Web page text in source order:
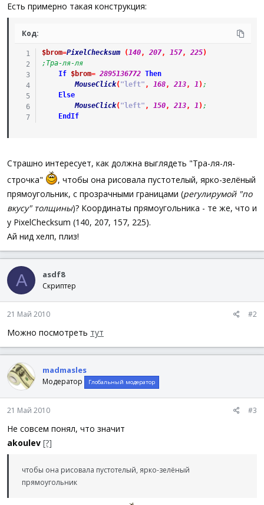
а
Есть примерно такая конструкция:
Код:
$brom=PixelChecksum (140, 207, 157, 225)
;Тра-ля-ля
If
$brom= 2895136772 Then
MouseClick( "left" , 168, 213, 1 ) ;
Else
MouseClick( "left" , 150, 213, 1 ) ;
EndIf
Страшно интересует, как должна выглядеть "Тра-ля-ля-
строчка"
, чтобы она рисовала пустотелый, ярко-зелёный
прямоугольник, с прозрачными границами (регулирумой "по
вкусу" толщины)? Координаты прямоугольника - те же, что и
у PixelChecksum (140, 207, 157, 225).
Ай нид хелп, плиз!
A asdf8
Скриптер
21 Май 2010 #2
Можно посмотреть тут
madmasles
Модератор Глобальный модератор
21 Май 2010 #3
Не совсем понял, что значит
akoulev [?]
чтобы она рисовала пустотелый, ярко-зелёный
прямоугольник